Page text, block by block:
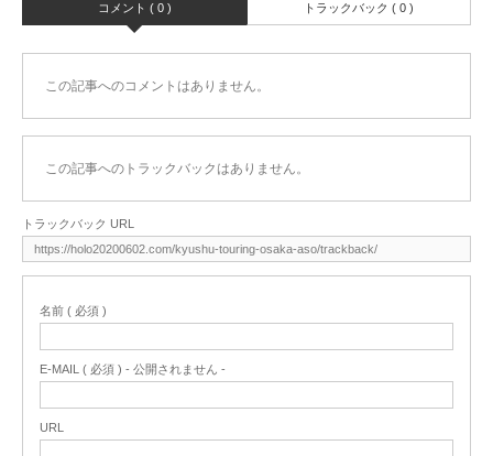
コメント ( 0 ) トラックバック ( 0 )
この記事へのコメントはありません。
この記事へのトラックバックはありません。
トラックバック URL
名前 ( 必須 )
E-MAIL ( 必須 ) - 公開されません -
URL